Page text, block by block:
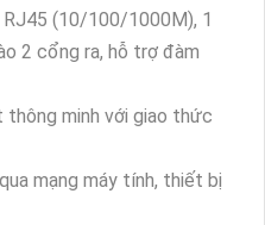
RJ45 (10/100/1000M), 1
2 cổng ra, hỗ trợ đàm
thông minh với giao thức
mạng máy tính, thiết bị